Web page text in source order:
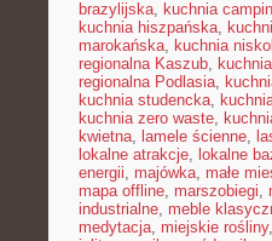
brazylijska, kuchnia
kuchnia hiszpańska,
marokańska, kuchnia
regionalna Kaszub,
regionalna Podlasia,
kuchnia studencka,
kuchnia zero waste,
kwietna, lamele ścienne,
lokalne atrakcje, lokalne
energii, majówka, małe
mapa offline, marszobiegi,
industrialne, meble
medytacja, miejskie rośliny,